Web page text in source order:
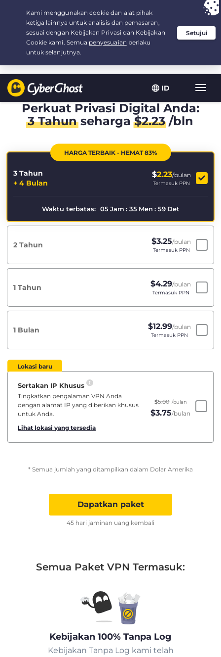
ID
Your choice:The Best Dealfor 3.3333333333333-years at $
/month
Perkuat Privasi Digital Anda:
3 Tahunseharga$2.23/bln
HARGA TERBAIK - HEMAT 83%
3 Tahun
+ 4 Bulan
$2.23/bulan
Termasuk PPN
Waktu terbatas: 05 Jam : 35 Men : 59 Det
2 Tahun $3.25/bulan
Termasuk PPN
1 Tahun $4.29/bulan
Termasuk PPN
1 Bulan $12.99/bulan
Termasuk PPN
Lokasi baru
Sertakan IP Khusus
Tingkatkan pengalaman VPN Anda
dengan alamat IP yang diberikan khusus
untuk Anda.
Lihat lokasi yang tersedia
$5.00 /bulan
$3.75/bulan
* Semua jumlah yang ditampilkan dalam Dolar Amerika
Dapatkan paket
45 hari jaminan uang kembali
Semua Paket VPN Termasuk:
Kebijakan 100% Tanpa Log
Kebijakan Tanpa Log kami telah